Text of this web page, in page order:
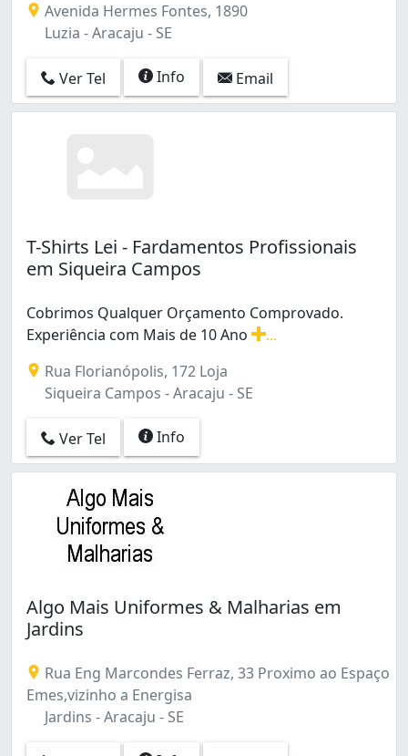
Avenida Hermes Fontes, 1890
Luzia - Aracaju - SE
Ver Tel Info Email
T-Shirts Lei - Fardamentos Profissionais
em Siqueira Campos
Cobrimos Qualquer Orçamento Comprovado.
Experiência com Mais de 10 Ano
Rua Florianópolis, 172 Loja
Siqueira Campos - Aracaju - SE
Ver Tel Info
Algo Mais Uniformes & Malharias em
Jardins
Rua Eng Marcondes Ferraz, 33 Proximo ao Espaço
Emes,vizinho a Energisa
Jardins - Aracaju - SE